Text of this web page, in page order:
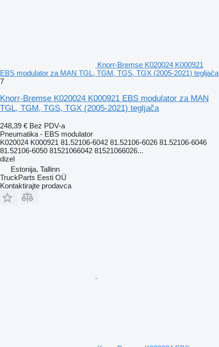
Knorr-Bremse K020024 K000921
EBS modulator za MAN TGL, TGM, TGS, TGX (2005-2021) tegljača
7
Knorr-Bremse K020024 K000921 EBS modulator za MAN
TGL, TGM, TGS, TGX (2005-2021) tegljača
248,39 € Bez PDV-a
Pneumatika - EBS modulator
K020024 K000921 81.52106-6042 81.52106-6026 81.52106-6046
81.52106-6050 81521066042 81521066026...
dizel
Estonija, Tallinn
TruckParts Eesti OÜ
Kontaktirajte prodavca